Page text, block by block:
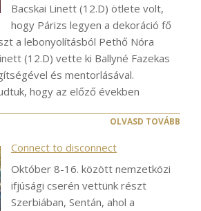
Bacskai Linett (12.D) ötlete volt,
hogy Párizs legyen a dekoráció fő
a lebonyolításból Pethő Nóra
(12.D) vette ki Ballyné Fazekas
és mentorlásával.
hogy az előző években
OLVASD TOVÁBB
Connect to disconnect
Október 8-16. között nemzetközi
ifjúsági cserén vettünk részt
Szerbiában, Sentán, ahol a